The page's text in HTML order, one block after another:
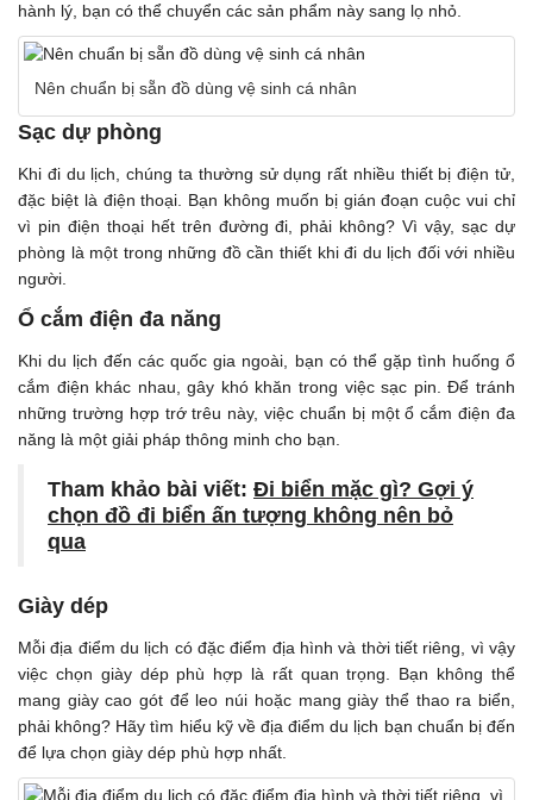
hành lý, bạn có thể chuyển các sản phẩm này sang lọ nhỏ.
Nên chuẩn bị sẵn đồ dùng vệ sinh cá nhân
Sạc dự phòng
Khi đi du lịch, chúng ta thường sử dụng rất nhiều thiết bị điện tử,
đặc biệt là điện thoại. Bạn không muốn bị gián đoạn cuộc vui chỉ
vì pin điện thoại hết trên đường đi, phải không? Vì vậy, sạc dự
phòng là một trong những đồ cần thiết khi đi du lịch đối với nhiều
người.
Ổ cắm điện đa năng
Khi du lịch đến các quốc gia ngoài, bạn có thể gặp tình huống ổ
cắm điện khác nhau, gây khó khăn trong việc sạc pin. Để tránh
những trường hợp trớ trêu này, việc chuẩn bị một ổ cắm điện đa
năng là một giải pháp thông minh cho bạn.
Tham khảo bài viết: Đi biển mặc gì? Gợi ý
chọn đồ đi biển ấn tượng không nên bỏ
qua
Giày dép
Mỗi địa điểm du lịch có đặc điểm địa hình và thời tiết riêng, vì vậy
việc chọn giày dép phù hợp là rất quan trọng. Bạn không thể
mang giày cao gót để leo núi hoặc mang giày thể thao ra biển,
phải không? Hãy tìm hiểu kỹ về địa điểm du lịch bạn chuẩn bị đến
để lựa chọn giày dép phù hợp nhất.